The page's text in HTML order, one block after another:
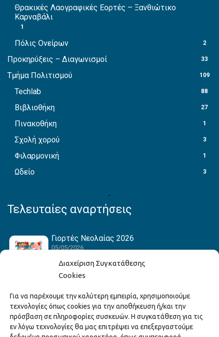
Διαχείριση Συγκατάθεσης
Cookies
Για να παρέχουμε την καλύτερη εμπειρία, χρησιμοποιούμε
τεχνολογίες όπως cookies για την αποθήκευση ή/και την
πρόσβαση σε πληροφορίες συσκευών. Η συγκατάθεση για τις
εν λόγω τεχνολογίες θα μας επιτρέψει να επεξεργαστούμε
Θρακικές Λαογραφικές Εορτές – Ξανθιώτικο
Καρναβάλι
1
Πόλις Ονείρων 2
Προκηρύξεις – Διαγωνισμοί 33
Τμήμα Πολιτισμού 109
Techlab 88
Βιβλιοθήκη 27
Πινακοθήκη 1
Σχολή χορού 3
Φιλαρμονική 1
Ωδείο 3
Τελευταίες αναρτήσεις
Γιορτές Νεολαίας 2026
05/05/2026
Hack the Match: Γνωρίζοντας τα Αμερικανικά
Αθλήματα! Δημιουργώντας το Δικό σου
Game Story!
22/04/2026